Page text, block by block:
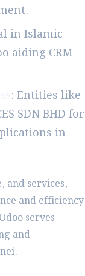
in Islamic
aiding CRM
: Entities like
SDN BHD for
in
and services,
and efficiency
serves
and